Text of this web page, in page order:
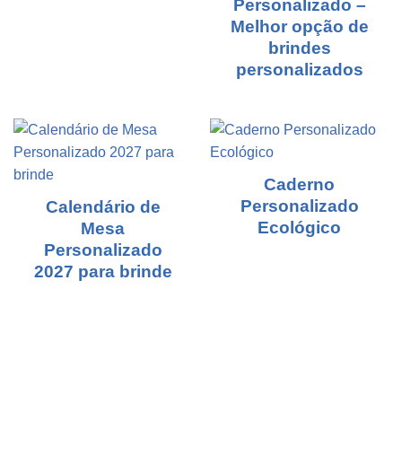
Personalizado –
Melhor opção de
brindes
personalizados
Calendário de
Mesa
Personalizado
2027 para brinde
Caderno
Personalizado
Ecológico